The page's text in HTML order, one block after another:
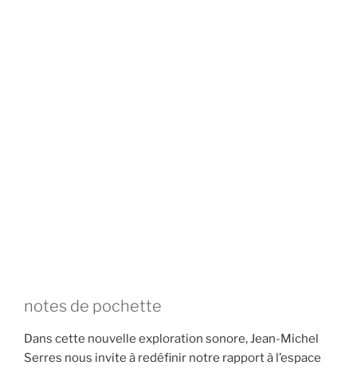
notes de pochette
Dans cette nouvelle exploration sonore, Jean-Michel
Serres nous invite à redéfinir notre rapport à l’espace